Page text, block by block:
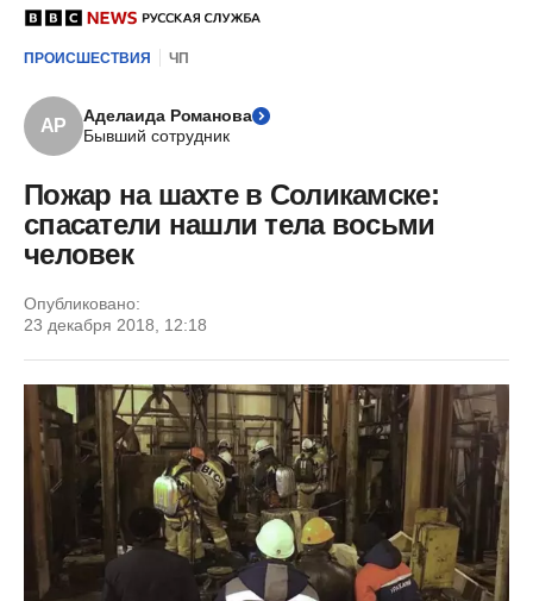
ПРОИСШЕСТВИЯ ЧП
АР
Аделаида Романова
Бывший сотрудник
Пожар на шахте в Соликамске:
спасатели нашли тела восьми
человек
Опубликовано:
23 декабря 2018, 12:18